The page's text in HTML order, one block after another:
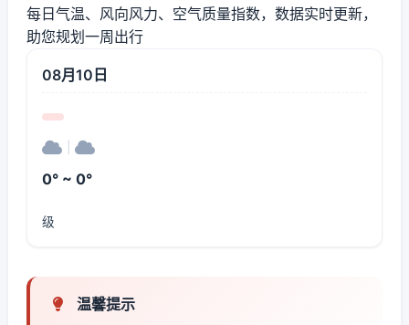
每日气温、风向风力、空气质量指数，数据实时更新，
助您规划一周出行
08月10日
0° ~ 0°
级
温馨提示